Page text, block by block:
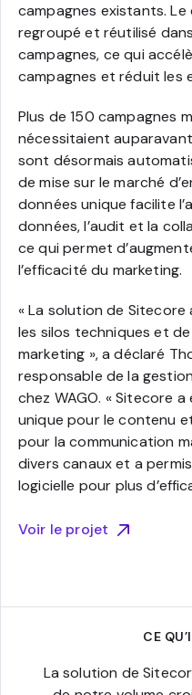
campagnes existants.
regroupé et réutilisé
campagnes, ce qui
campagnes et réduit les
Plus de 150 campagnes
nécessitaient
sont désormais
de mise sur le marché
données unique facilite
données, l’audit et la
ce qui permet
l’efficacité du marketing.
« La solution de Sitecore
les silos techniques et
marketing », a déclaré
responsable de la
chez WAGO. « Sitecore
unique pour le contenu
pour la communication
divers canaux et a
logicielle pour plus
Voir le projet
CE
La solution de